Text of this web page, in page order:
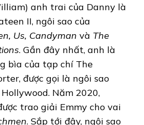
anh trai của Danny là
II, ngôi sao của
Us, Candyman và The
. Gần đây nhất, anh là
bìa của tạp chí The
được gọi là ngôi sao
Năm 2020,
trao giải Emmy cho vai
. Sắp tới đây, ngôi sao